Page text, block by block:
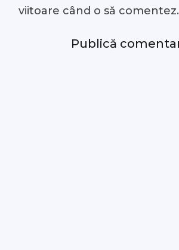
viitoare când o să comentez.